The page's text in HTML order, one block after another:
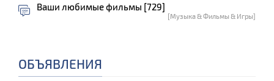
Ваши любимые фильмы [729]
[Музыка & Фильмы & Игры]
ОБЪЯВЛЕНИЯ